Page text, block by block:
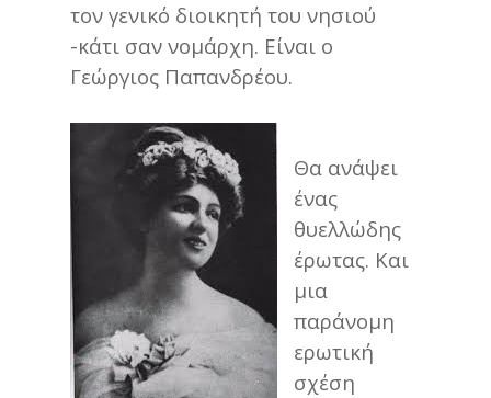
τον γενικό διοικητή του νησιού
-κάτι σαν νομάρχη. Είναι ο
Γεώργιος Παπανδρέου.
Θα ανάψει
ένας
θυελλώδης
έρωτας. Και
μια
παράνομη
ερωτική
σχέση